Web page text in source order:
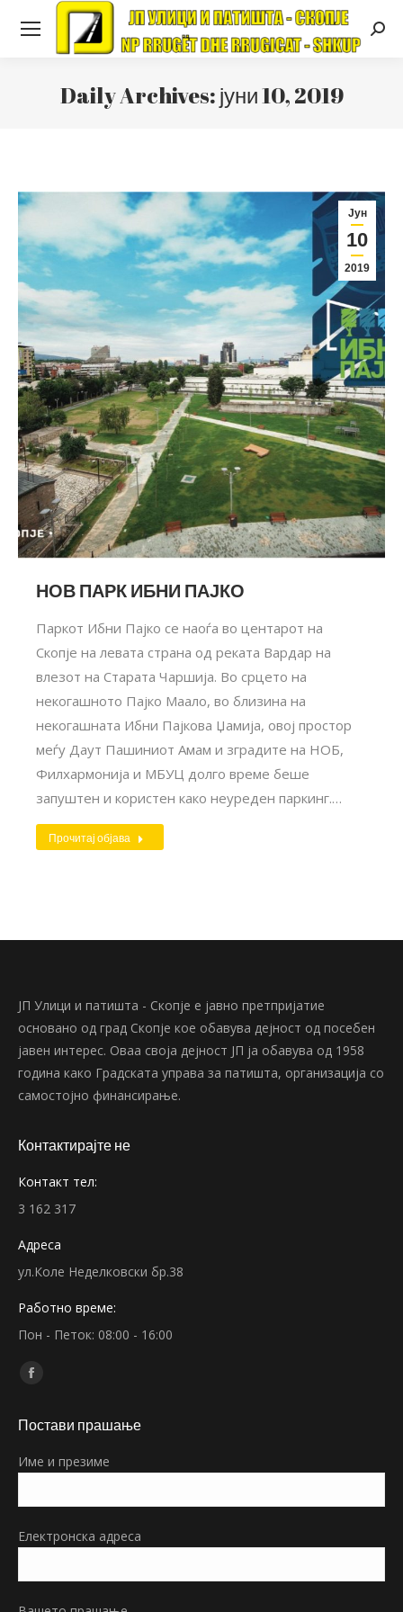
Daily Archives:јуни 10, 2019
Јун
10
2019
НОВ ПАРК ИБНИ ПАЈКО
Паркот Ибни Пајко се наоѓа во центарот на
Скопје на левата страна од реката Вардар на
влезот на Старата Чаршија. Во срцето на
некогашното Пајко Маало, во близина на
некогашната Ибни Пајкова Џамија, овој простор
меѓу Даут Пашиниот Амам и зградите на НОБ,
Филхармонија и МБУЦ долго време беше
запуштен и користен како неуреден паркинг.…
Прочитај објава
ЈП Улици и патишта - Скопје е јавно претпријатие
основано од град Скопје кое обавува дејност од посебен
јавен интерес. Оваа своја дејност ЈП ја обавува од 1958
година како Градската управа за патишта, организација со
самостојно финансирање.
Контактирајте не
Контакт тел:
3 162 317
Адреса
ул.Коле Неделковски бр.38
Работно време:
Пон - Петок: 08:00 - 16:00
Find us on:
Facebook
opens
new
Постави прашање
Име и презиме
Електронска адреса